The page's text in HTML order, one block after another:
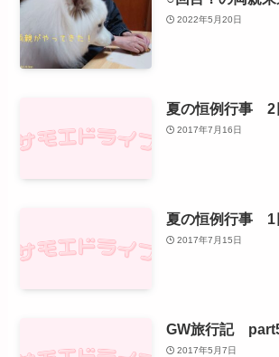
2022年5月20日
夏の恒例行事 2
2017年7月16日
夏の恒例行事 1
2017年7月15日
GW旅行記
2017年5月7日